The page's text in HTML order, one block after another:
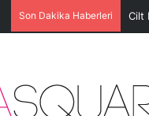
Son Dakika Haberleri Cilt